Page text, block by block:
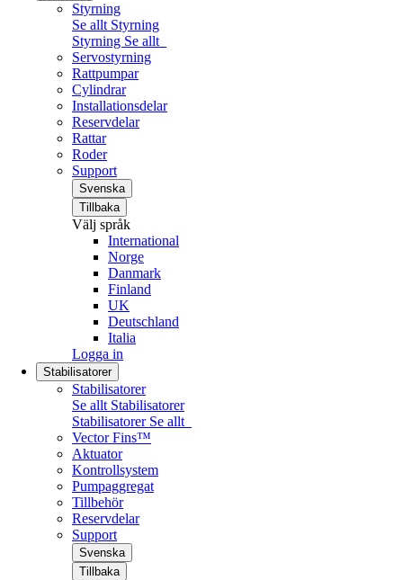
Styrning
Se allt Styrning
Styrning Se allt
Servostyrning
Rattpumpar
Cylindrar
Installationsdelar
Reservdelar
Rattar
Roder
Support
Svenska
Tillbaka
Välj språk
International
Norge
Danmark
Finland
UK
Deutschland
Italia
Logga in
Stabilisatorer
Stabilisatorer
Se allt Stabilisatorer
Stabilisatorer Se allt
Vector Fins™
Aktuator
Kontrollsystem
Pumpaggregat
Tillbehör
Reservdelar
Support
Svenska
Tillbaka